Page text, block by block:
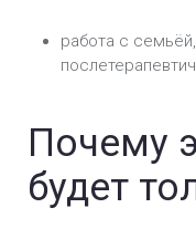
работа с
Почему
будет